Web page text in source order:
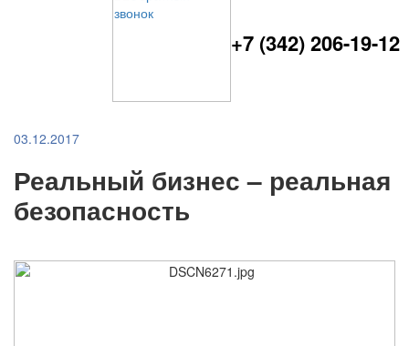
+7 (342) 206-19-12
03.12.2017
Реальный бизнес – реальная
безопасность